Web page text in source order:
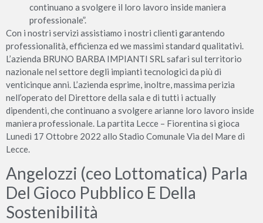
continuano a svolgere il loro lavoro inside maniera
professionale”.
Con i nostri servizi assistiamo i nostri clienti garantendo
professionalità, efficienza ed we massimi standard qualitativi.
L’azienda BRUNO BARBA IMPIANTI SRL safari sul territorio
nazionale nel settore degli impianti tecnologici da più di
venticinque anni. L’azienda esprime, inoltre, massima perizia
nell’operato del Direttore della sala e di tutti i actually
dipendenti, che continuano a svolgere arianne loro lavoro inside
maniera professionale. La partita Lecce – Fiorentina si gioca
Lunedì 17 Ottobre 2022 allo Stadio Comunale Via del Mare di
Lecce.
Angelozzi (ceo Lottomatica) Parla
Del Gioco Pubblico E Della
Sostenibilità